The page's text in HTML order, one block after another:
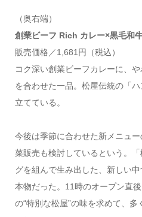
（奥右端）
創業ビーフ Rich カレー×黒毛和
販売価格／1,681円（税込）
コク深い創業ビーフカレーに、
を合わせた一品。松屋伝統の「
立てている。
今後は季節に合わせた新メニュ
菜販売も検討しているという。
グを組んで生み出した、新しい
本物だった。11時のオープン直
の“特別な松屋”の味を求めて、